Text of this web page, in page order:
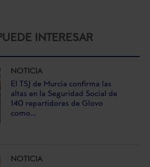
INTERESAR
NOTICIA
El TSJ de Murcia confirma las
altas en la Seguridad Social de
140 repartidores de Glovo
como...
NOTICIA